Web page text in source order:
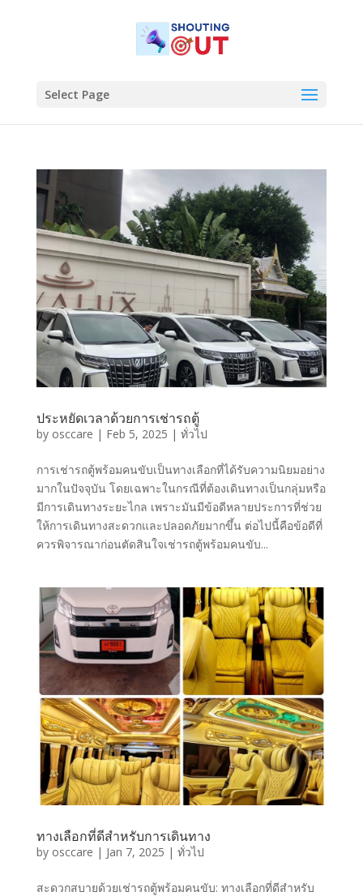
Select Page
ประหยัดเวลาด้วยการเช่ารถตู้
by osccare | Feb 5, 2025 | ทั่วไป
การเช่ารถตู้พร้อมคนขับเป็นทางเลือกที่ได้รับความนิยมอย่าง
มากในปัจจุบัน โดยเฉพาะในกรณีที่ต้องเดินทางเป็นกลุ่มหรือ
มีการเดินทางระยะไกล เพราะมันมีข้อดีหลายประการที่ช่วย
ให้การเดินทางสะดวกและปลอดภัยมากขึ้น ต่อไปนี้คือข้อดีที่
ควรพิจารณาก่อนตัดสินใจเช่ารถตู้พร้อมคนขับ...
ทางเลือกที่ดีสำหรับการเดินทาง
by osccare | Jan 7, 2025 | ทั่วไป
สะดวกสบายด้วยเช่ารถตู้พร้อมคนขับ: ทางเลือกที่ดีสำหรับ